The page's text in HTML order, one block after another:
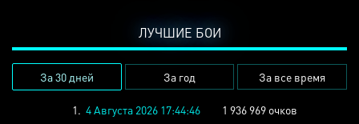
ЛУЧШИЕ БОИ
За 30 дней За год За все время
1. 4 Августа 2026 17:44:46
1 936 969 очков